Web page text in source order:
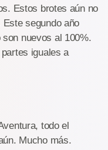
Estos brotes aún no
segundo año
nuevos al 100%.
iguales a
todo el
Mucho más.